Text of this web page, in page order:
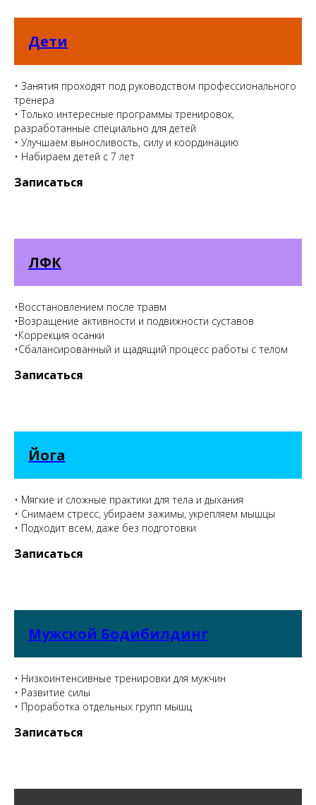
Дети
• Занятия проходят под руководством профессионального
тренера
• Только интересные программы тренировок,
разработанные специально для детей
• Улучшаем выносливость, силу и координацию
• Набираем детей с 7 лет
Записаться
ЛФК
•Восстановлением после травм
•Возращение активности и подвижности суставов
•Коррекция осанки
•Сбалансированный и щадящий процесс работы с телом
Записаться
Йога
• Мягкие и сложные практики для тела и дыхания
• Снимаем стресс, убираем зажимы, укрепляем мышцы
• Подходит всем, даже без подготовки
Записаться
Мужской Бодибилдинг
• Низкоинтенсивные тренировки для мужчин
• Развитие силы
• Проработка отдельных групп мышц
Записаться